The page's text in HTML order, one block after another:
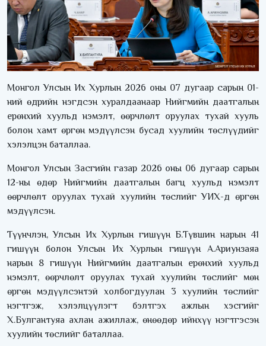
Монгол Улсын Их Хурлын 2026 оны 07 дугаар сарын 01-
ний өдрийн нэгдсэн хуралдаанаар Нийгмийн даатгалын
ерөнхий хуульд нэмэлт, өөрчлөлт оруулах тухай хууль
болон хамт өргөн мэдүүлсэн бусад хуулийн төслүүдийг
хэлэлцэн баталлаа.
Монгол Улсын Засгийн газар 2026 оны 06 дугаар сарын
12-ны өдөр Нийгмийн даатгалын багц хуульд нэмэлт
өөрчлөлт оруулах тухай хуулийн төслийг УИХ-д өргөн
мэдүүлсэн.
Түүнчлэн, Улсын Их Хурлын гишүүн Б.Түвшин нарын 41
гишүүн болон Улсын Их Хурлын гишүүн А.Ариунзаяа
нарын 8 гишүүн Нийгмийн даатгалын ерөнхий хуульд
нэмэлт, өөрчлөлт оруулах тухай хуулийн төслийг мөн
өргөн мэдүүлсэнтэй холбогдуулан 3 хуулийн төслийг
нэгтгэж, хэлэлцүүлэгт бэлтгэх ажлын хэсгийг
Х.Булгантуяа ахлан ажиллаж, өнөөдөр ийнхүү нэгтгэсэн
хуулийн төслийг баталлаа.